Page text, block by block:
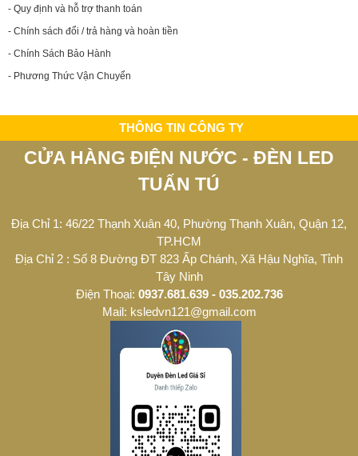
- Quy định và hỗ trợ thanh toán
- Chính sách đổi / trả hàng và hoàn tiền
- Chính Sách Bảo Hành
- Phương Thức Vận Chuyển
THÔNG TIN CÔNG TY
CỬA HÀNG ĐIỆN NƯỚC - ĐÈN LED
TUẤN TÚ
Địa Chỉ 1: 46/22 Thạnh Xuân 40, Phường Thạnh Xuân, Quận 12,
TP.HCM
Địa Chỉ 2 : Số 8 Đường ĐT 823 Ấp Chánh, Xã Hậu Nghĩa, Tỉnh
Tây Ninh
Điện Thoại: 0937.681.639 - 035.202.736
Mail: ksledvn121@gmail.com